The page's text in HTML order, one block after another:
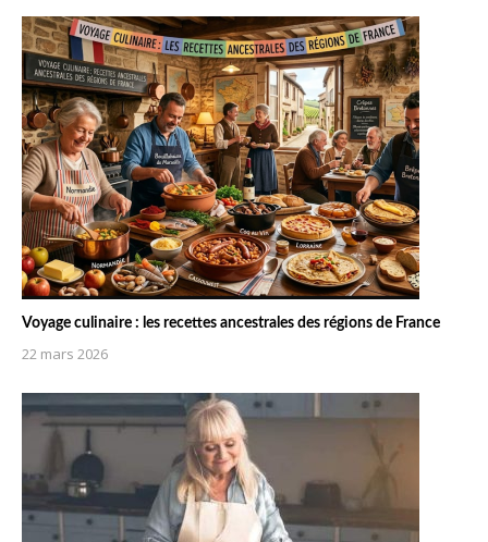
Voyage culinaire : les recettes ancestrales des régions de France
22 mars 2026